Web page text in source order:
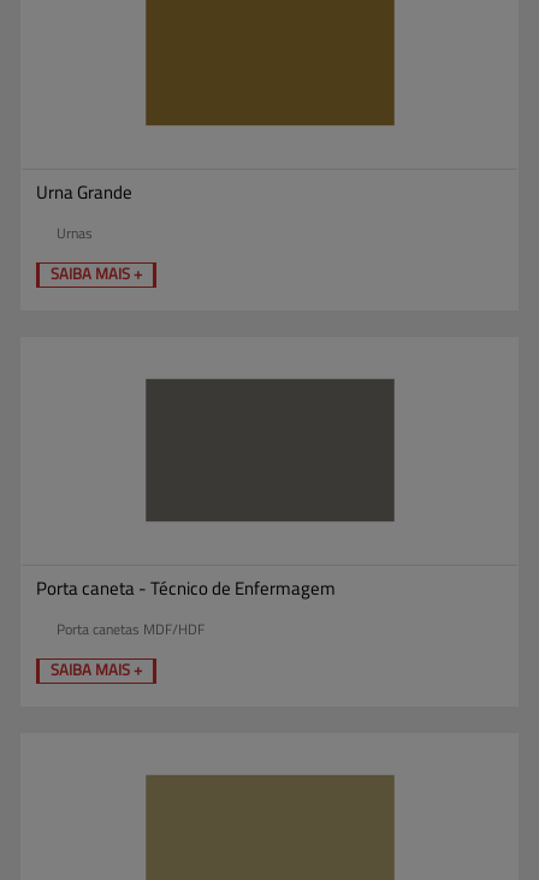
Urna Grande
Urnas
SAIBA MAIS +
Porta caneta - Técnico de Enfermagem
Porta canetas MDF/HDF
SAIBA MAIS +